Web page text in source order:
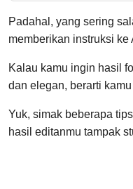
Padahal, yang sering
memberikan instruksi ke
Kalau kamu ingin hasil
dan elegan, berarti
Yuk, simak beberapa
hasil editanmu tampak